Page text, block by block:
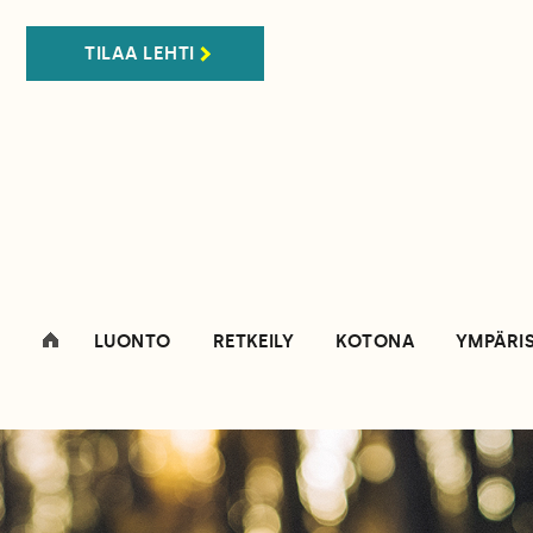
TILAA LEHTI
LUONTO RETKEILY KOTONA